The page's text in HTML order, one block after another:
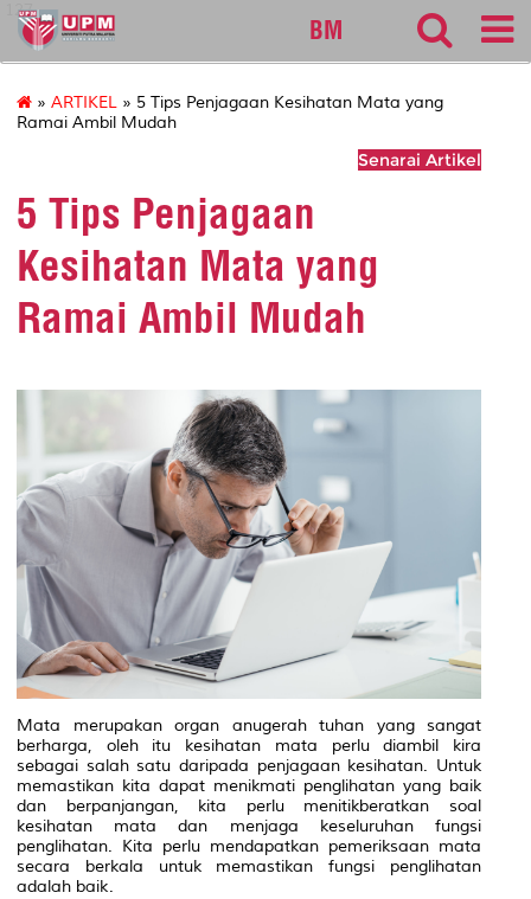
127
BM
» ARTIKEL » 5 Tips Penjagaan Kesihatan Mata yang
Ramai Ambil Mudah
Senarai Artikel
5 Tips Penjagaan
Kesihatan Mata yang
Ramai Ambil Mudah
Mata merupakan organ anugerah tuhan yang sangat
berharga, oleh itu kesihatan mata perlu diambil kira
sebagai salah satu daripada penjagaan kesihatan. Untuk
memastikan kita dapat menikmati penglihatan yang baik
dan berpanjangan, kita perlu menitikberatkan soal
kesihatan mata dan menjaga keseluruhan fungsi
penglihatan. Kita perlu mendapatkan pemeriksaan mata
secara berkala untuk memastikan fungsi penglihatan
adalah baik.